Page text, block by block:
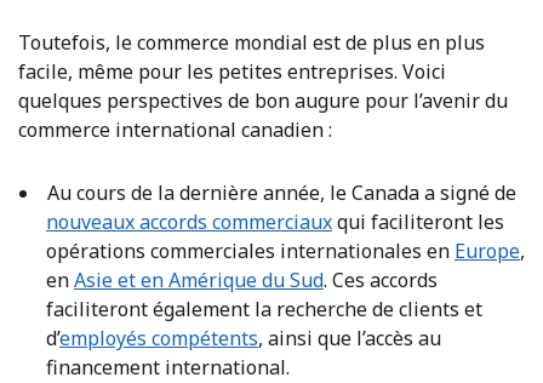
Toutefois, le commerce mondial est de plus en plus
facile, même pour les petites entreprises. Voici
quelques perspectives de bon augure pour l’avenir du
commerce international canadien :
Au cours de la dernière année, le Canada a signé de
nouveaux accords commerciauxqui faciliteront les
opérations commerciales internationales en Europe,
enAsie et en Amérique du Sud. Ces accords
faciliteront également la recherche de clients et
d’employés compétents, ainsi que l’accès au
financement international.